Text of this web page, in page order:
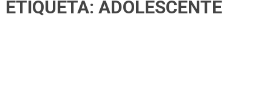
ETIQUETA: ADOLESCENTE